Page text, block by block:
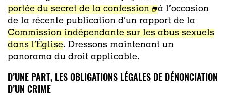
portée du secret de la confession
à l’occasion
de la récente publication d’un rapport de la
Commission indépendante sur les abus sexuels
dans l’Église. Dressons maintenant un
panorama du droit applicable.
D’UNE PART, LES OBLIGATIONS LÉGALES DE DÉNONCIATION
D’UN CRIME